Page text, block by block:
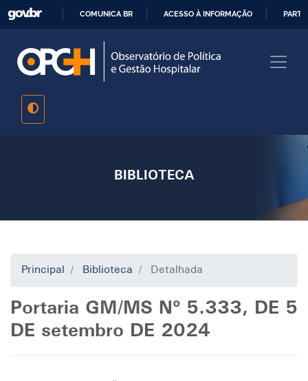
Pular
conteúdo
principal
PARA
O
COMUNICA BR ACESSO À INFORMAÇÃO
BIBLIOTECA
Principal Biblioteca Detalhada
Portaria GM/MS Nº 5.333, DE 5
DE setembro DE 2024